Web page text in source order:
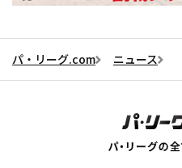
パ・リーグ.com ニュース